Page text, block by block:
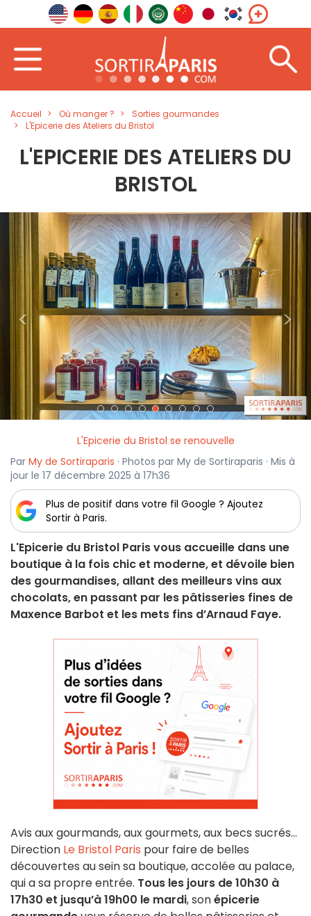
Accueil Où manger ?
Sorties gourmandes
L'Epicerie des Ateliers du Bristol
L'EPICERIE DES ATELIERS DU
BRISTOL
< >
L'Epicerie du Bristol se renouvelle
Par My de Sortiraparis · Photos par My de Sortiraparis · Mis à
jour le 17 décembre 2025 à 17h36
Plus de positif dans votre fil Google ? Ajoutez
Sortir à Paris.
L'Epicerie du Bristol Paris vous accueille dans une
boutique à la fois chic et moderne, et dévoile bien
des gourmandises, allant des meilleurs vins aux
chocolats, en passant par les pâtisseries fines de
Maxence Barbot et les mets fins d’Arnaud Faye.
Avis aux gourmands, aux gourmets, aux becs sucrés...
Direction Le Bristol Paris pour faire de belles
découvertes au sein sa boutique, accolée au palace,
qui a sa propre entrée. Tous les jours de 10h30 à
17h30 et jusqu’à 19h00 le mardi, sonépicerie